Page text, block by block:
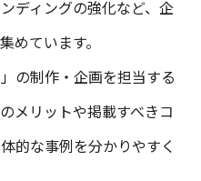
ディングの強化など、企
めています。
の制作・企画を担当する
メリットや掲載すべきコ
的な事例を分かりやすく